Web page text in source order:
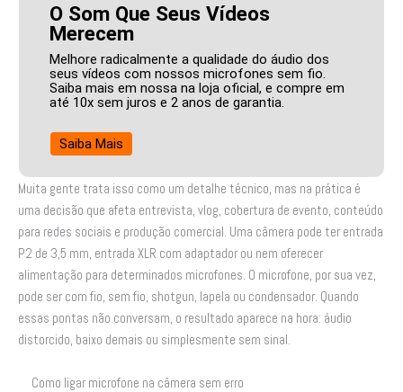
O Som Que Seus Vídeos
Merecem
Melhore radicalmente a qualidade do áudio dos
seus vídeos com nossos microfones sem fio.
Saiba mais em nossa na loja oficial, e compre em
até 10x sem juros e 2 anos de garantia.
Saiba Mais
Muita gente trata isso como um detalhe técnico, mas na prática é
uma decisão que afeta entrevista, vlog, cobertura de evento, conteúdo
para redes sociais e produção comercial. Uma câmera pode ter entrada
P2 de 3,5 mm, entrada XLR com adaptador ou nem oferecer
alimentação para determinados microfones. O microfone, por sua vez,
pode ser com fio, sem fio, shotgun, lapela ou condensador. Quando
essas pontas não conversam, o resultado aparece na hora: áudio
distorcido, baixo demais ou simplesmente sem sinal.
Como ligar microfone na câmera sem erro